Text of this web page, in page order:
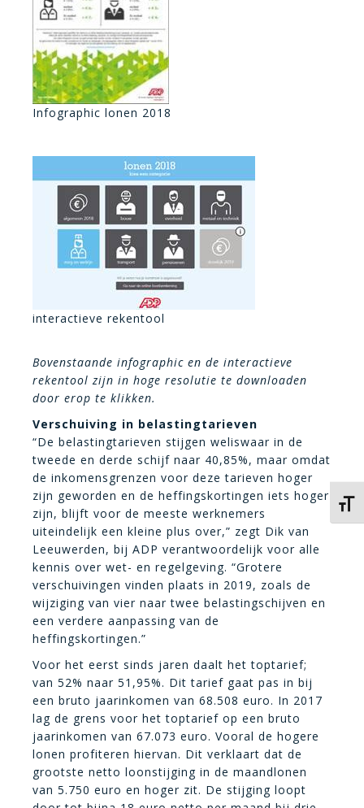
Infographic lonen 2018
interactieve rekentool
Bovenstaande infographic en de interactieve
rekentool zijn in hoge resolutie te downloaden
door erop te klikken.
Verschuiving in belastingtarieven
“De belastingtarieven stijgen weliswaar in de
tweede en derde schijf naar 40,85%, maar omdat
de inkomensgrenzen voor deze tarieven hoger
zijn geworden en de heffingskortingen iets hoger
zijn, blijft voor de meeste werknemers
uiteindelijk een kleine plus over,” zegt Dik van
Leeuwerden, bij ADP verantwoordelijk voor alle
kennis over wet- en regelgeving. “Grotere
verschuivingen vinden plaats in 2019, zoals de
wijziging van vier naar twee belastingschijven en
een verdere aanpassing van de
heffingskortingen.”
Voor het eerst sinds jaren daalt het toptarief;
van 52% naar 51,95%. Dit tarief gaat pas in bij
een bruto jaarinkomen van 68.508 euro. In 2017
lag de grens voor het toptarief op een bruto
jaarinkomen van 67.073 euro. Vooral de hogere
lonen profiteren hiervan. Dit verklaart dat de
grootste netto loonstijging in de maandlonen
van 5.750 euro en hoger zit. De stijging loopt